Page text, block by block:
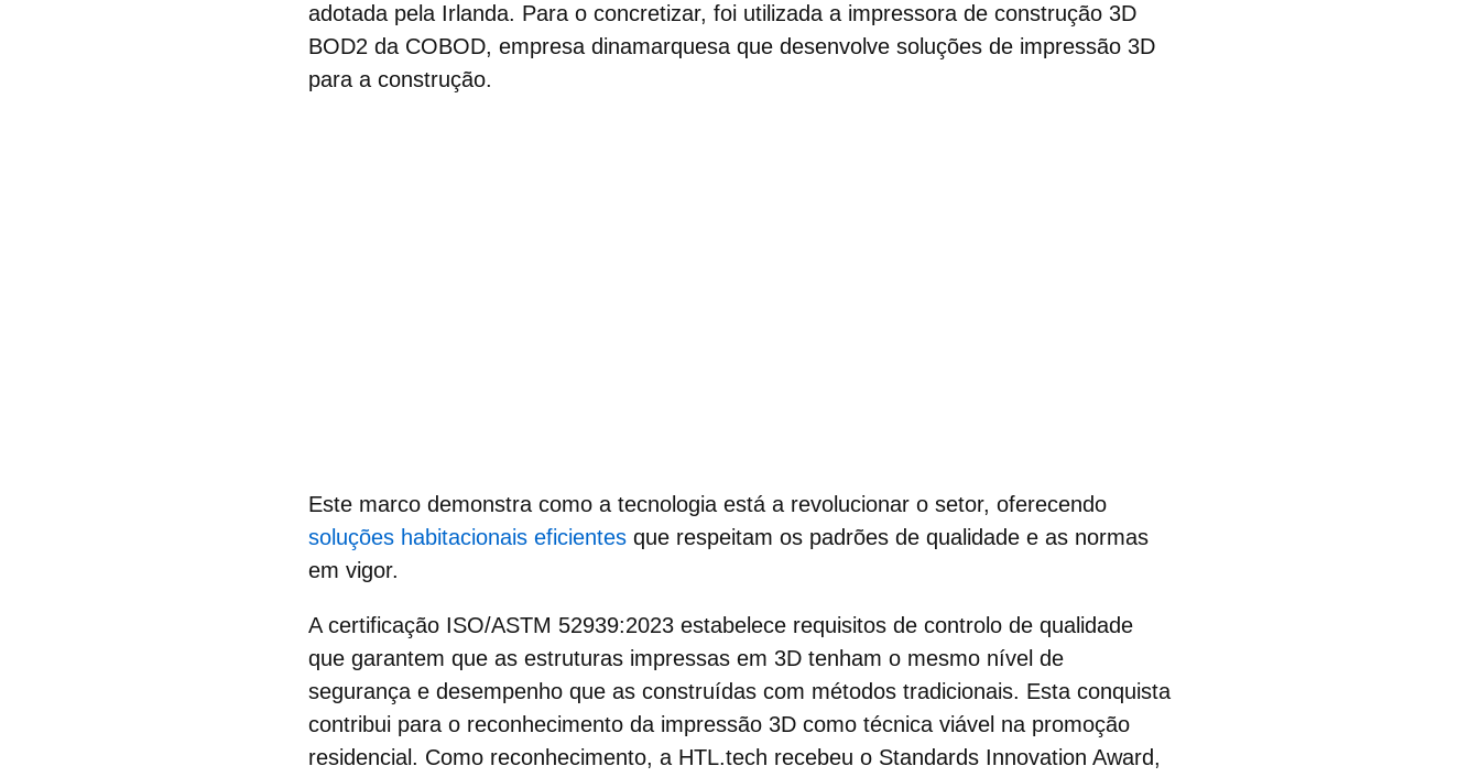
adotada pela Irlanda. Para o concretizar, foi utilizada a impressora de construção 3D
BOD2 da COBOD, empresa dinamarquesa que desenvolve soluções de impressão 3D
para a construção.
Este marco demonstra como a tecnologia está a revolucionar o setor, oferecendo
soluções habitacionais eficientes que respeitam os padrões de qualidade e as normas
em vigor.
A certificação ISO/ASTM 52939:2023 estabelece requisitos de controlo de qualidade
que garantem que as estruturas impressas em 3D tenham o mesmo nível de
segurança e desempenho que as construídas com métodos tradicionais. Esta conquista
contribui para o reconhecimento da impressão 3D como técnica viável na promoção
residencial. Como reconhecimento, a HTL.tech recebeu o Standards Innovation Award,